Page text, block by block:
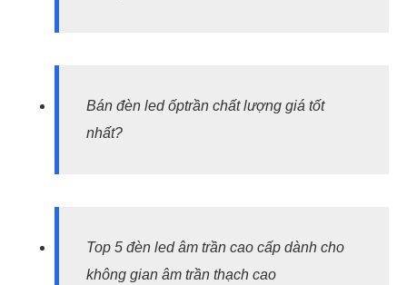
Bán đèn led ốptrần chất lượng giá tốt
nhất?
Top 5 đèn led âm trần cao cấp dành cho
không gian âm trần thạch cao